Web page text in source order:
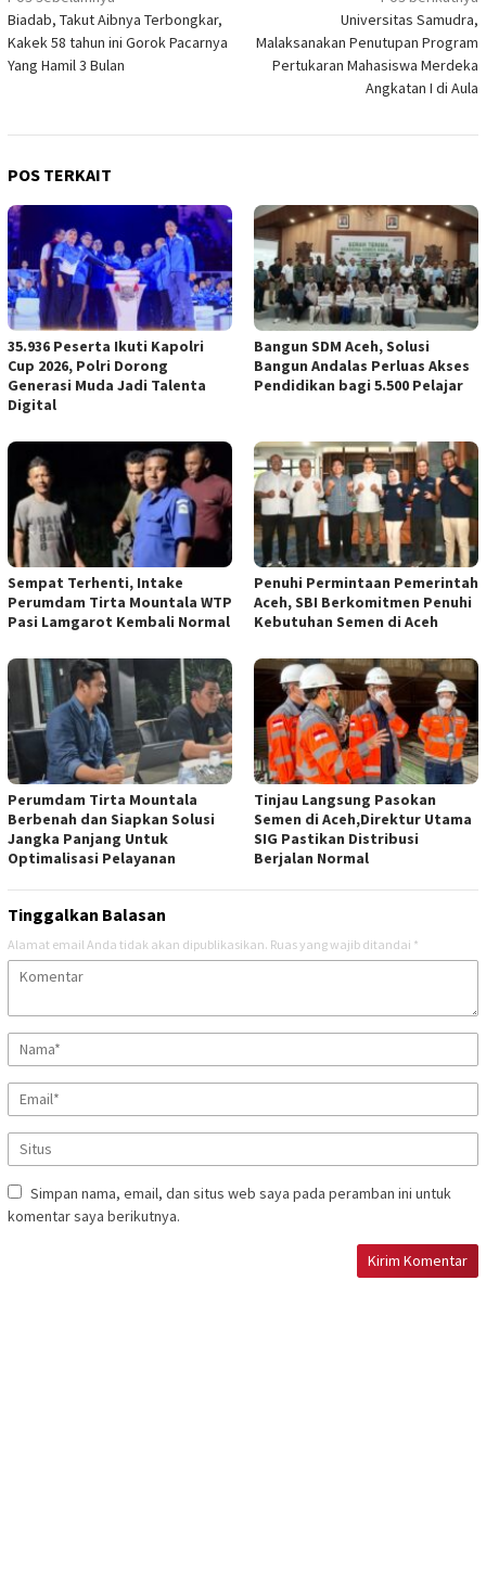
pos
Biadab, Takut Aibnya Terbongkar,
Kakek 58 tahun ini Gorok Pacarnya
Yang Hamil 3 Bulan
Universitas Samudra,
Malaksanakan Penutupan Program
Pertukaran Mahasiswa Merdeka
Angkatan I di Aula
POS TERKAIT
35.936 Peserta Ikuti Kapolri
Cup 2026, Polri Dorong
Generasi Muda Jadi Talenta
Digital
Bangun SDM Aceh, Solusi
Bangun Andalas Perluas Akses
Pendidikan bagi 5.500 Pelajar
Sempat Terhenti, Intake
Perumdam Tirta Mountala WTP
Pasi Lamgarot Kembali Normal
Penuhi Permintaan Pemerintah
Aceh, SBI Berkomitmen Penuhi
Kebutuhan Semen di Aceh
Perumdam Tirta Mountala
Berbenah dan Siapkan Solusi
Jangka Panjang Untuk
Optimalisasi Pelayanan
Tinjau Langsung Pasokan
Semen di Aceh,Direktur Utama
SIG Pastikan Distribusi
Berjalan Normal
Tinggalkan Balasan
Alamat email Anda tidak akan dipublikasikan. Ruas yang wajib ditandai *
Simpan nama, email, dan situs web saya pada peramban ini untuk
komentar saya berikutnya.